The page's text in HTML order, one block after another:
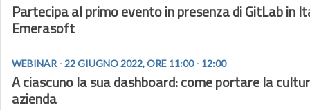
Partecipa al primo evento in presenza di GitLab in
Emerasoft
WEBINAR - 22 GIUGNO 2022, ORE 11:00 - 12:00
A ciascuno la sua dashboard: come portare la
azienda